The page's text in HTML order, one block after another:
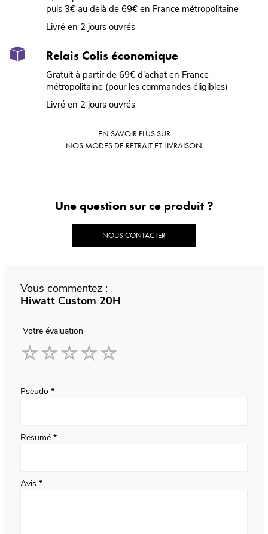
puis 3€ au delà de 69€ en France métropolitaine
Livré en 2 jours ouvrés
Relais Colis économique
Gratuit à partir de 69€ d'achat en France
métropolitaine (pour les commandes éligibles)
Livré en 2 jours ouvrés
EN SAVOIR PLUS SUR
NOS MODES DE RETRAIT ET LIVRAISON
Une question sur ce produit ?
NOUS CONTACTER
Vous commentez :
Hiwatt Custom 20H
Votre évaluation
Pseudo
Résumé
Avis